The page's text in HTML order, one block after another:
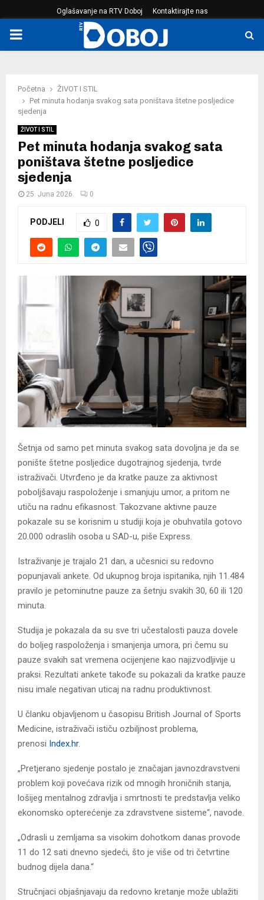
Oglašavanje na RTV Doboj Kontaktirajte nas
PRIMARY
Početna
ŽIVOT I STIL
Pet minuta hodanja svakog sata poništava štetne posljedice
sjedenja
ŽIVOT I STIL
Pet minuta hodanja svakog sata
poništava štetne posljedice
sjedenja
25. Juna 2026. 0
PODJELI 0
Šetnja od samo pet minuta svakog sata dovoljna je da se
ponište štetne posljedice dugotrajnog sjedenja, tvrde
istraživači. Utvrđeno je da kratke pauze za aktivnost
poboljšavaju raspoloženje i smanjuju umor, a pritom ne
utiču na radnu efikasnost. Takozvane aktivne pauze
pokazale su se korisnim u studiji koja je obuhvatila gotovo
20.000 odraslih osoba u SAD-u, piše Express.
Istraživanje je trajalo 21 dan, a učesnici su redovno
popunjavali ankete. Od ukupnog broja ispitanika, njih 11.484
pravilo je petominutne pauze za šetnju svakih 30, 60 ili 120
minuta.
Studija je pokazala da su sve tri učestalosti pauza dovele
do boljeg raspoloženja i smanjenja umora, pri čemu su
pauze svakih sat vremena ocijenjene kao najizvodljivije u
praksi. Rezultati ankete takođe su pokazali da kratke pauze
nisu imale negativan uticaj na radnu produktivnost.
U članku objavljenom u časopisu British Journal of Sports
Medicine, istraživači ističu ozbiljnost problema,
prenosi Index.hr.
„Pretjerano sjedenje postalo je značajan javnozdravstveni
problem koji povećava rizik od mnogih hroničnih stanja,
lošijeg mentalnog zdravlja i smrtnosti te predstavlja veliko
ekonomsko opterećenje za zdravstvene sisteme“, navode.
„Odrasli u zemljama sa visokim dohotkom danas provode
11 do 12 sati dnevno sjedeći, što je više od tri četvrtine
budnog dijela dana.“
Stručnjaci objašnjavaju da redovno kretanje može ublažiti